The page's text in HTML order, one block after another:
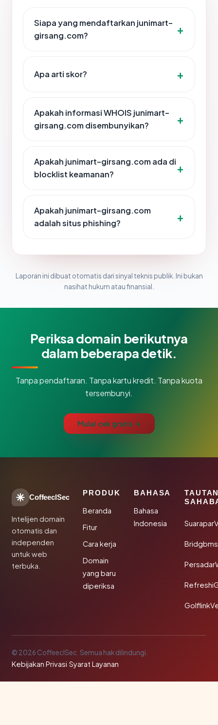
Siapa yang mendaftarkan junimart-
girsang.com?
Apa arti skor?
Apakah informasi WHOIS junimart-
girsang.com disembunyikan?
Apakah junimart-girsang.com ada di
blocklist keamanan?
Apakah junimart-girsang.com
adalah situs phishing?
Laporan ini dibuat otomatis dari sinyal teknis publik. Ini bukan
nasihat hukum atau finansial.
Periksa domain berikutnya
dalam beberapa detik.
Tanpa pendaftaran. Tanpa kartu kredit. Tanpa kuota
tersembunyi.
Mulai cek gratis →
CoffeeclSec
Intelijen domain
otomatis dan
independen
untuk web
terbuka.
PRODUK
Beranda
Fitur
Cara kerja
Domain
yang baru
diperiksa
BAHASA
Bahasa
Indonesia
© 2026 CoffeeclSec. Semua hak dilindungi.
Kebijakan Privasi·Syarat Layanan